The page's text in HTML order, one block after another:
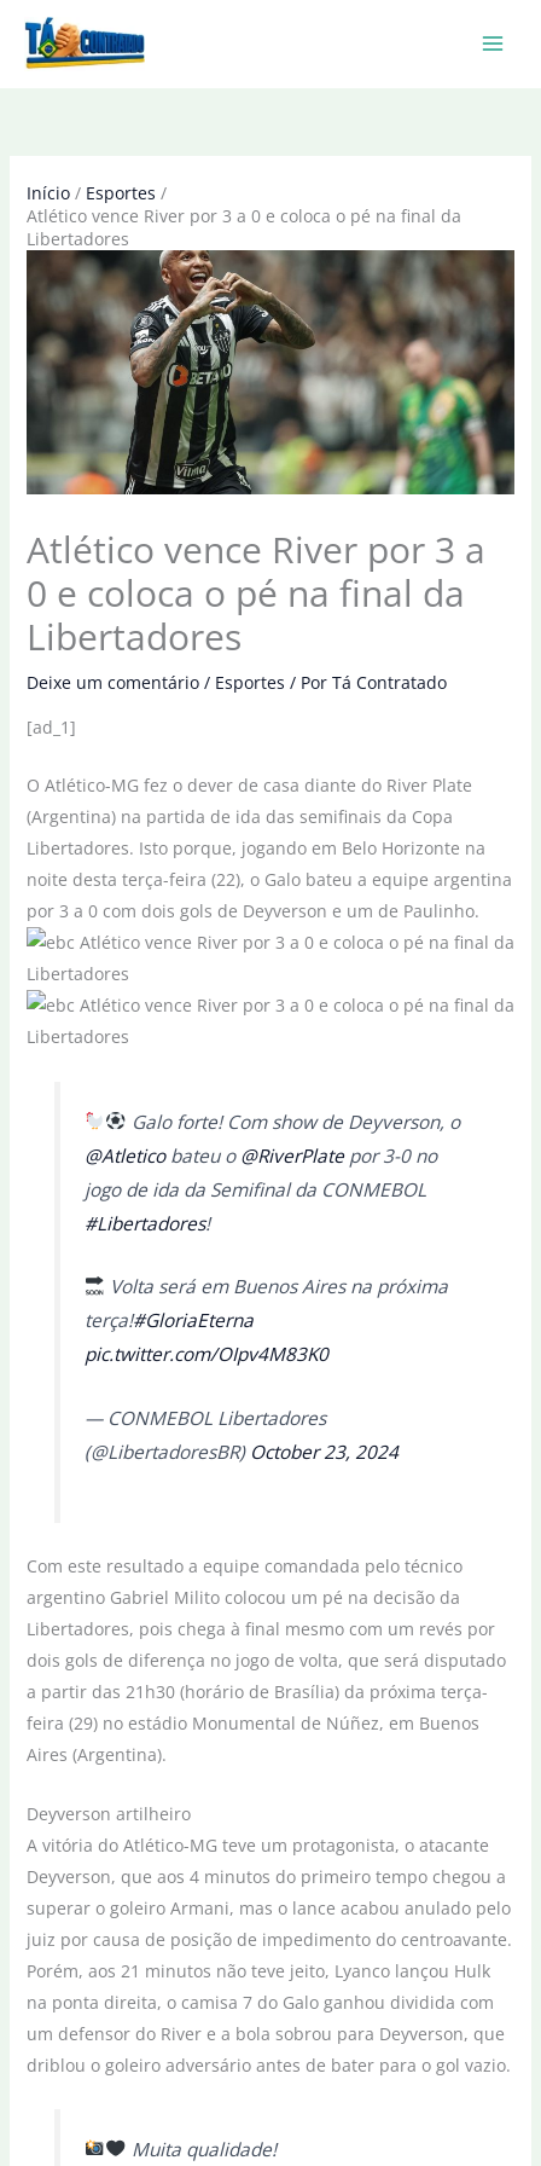
Início
Esportes
Atlético vence River por 3 a 0 e coloca o pé na final da
Libertadores
Atlético vence River por 3 a
0 e coloca o pé na final da
Libertadores
Deixe um comentário / Esportes / Por Tá Contratado
[ad_1]
O Atlético-MG fez o dever de casa diante do River Plate
(Argentina) na partida de ida das semifinais da Copa
Libertadores. Isto porque, jogando em Belo Horizonte na
noite desta terça-feira (22), o Galo bateu a equipe argentina
por 3 a 0 com dois gols de Deyverson e um de Paulinho.
Galo forte! Com show de Deyverson, o
@Atleticobateu o@RiverPlatepor 3-0 no
jogo de ida da Semifinal da CONMEBOL
#Libertadores!
Volta será em Buenos Aires na próxima
terça!#GloriaEterna
pic.twitter.com/OIpv4M83K0
— CONMEBOL Libertadores
(@LibertadoresBR) October 23, 2024
Com este resultado a equipe comandada pelo técnico
argentino Gabriel Milito colocou um pé na decisão da
Libertadores, pois chega à final mesmo com um revés por
dois gols de diferença no jogo de volta, que será disputado
a partir das 21h30 (horário de Brasília) da próxima terça-
feira (29) no estádio Monumental de Núñez, em Buenos
Aires (Argentina).
Deyverson artilheiro
A vitória do Atlético-MG teve um protagonista, o atacante
Deyverson, que aos 4 minutos do primeiro tempo chegou a
superar o goleiro Armani, mas o lance acabou anulado pelo
juiz por causa de posição de impedimento do centroavante.
Porém, aos 21 minutos não teve jeito, Lyanco lançou Hulk
na ponta direita, o camisa 7 do Galo ganhou dividida com
um defensor do River e a bola sobrou para Deyverson, que
driblou o goleiro adversário antes de bater para o gol vazio.
Muita qualidade!